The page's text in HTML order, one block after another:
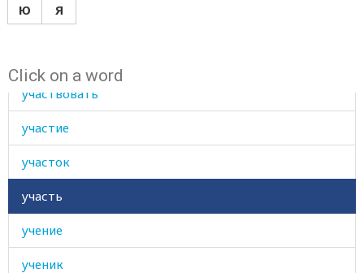
Ю
Я
Click on a word
ухоженный
участвовать
участие
участок
участь
учение
ученик